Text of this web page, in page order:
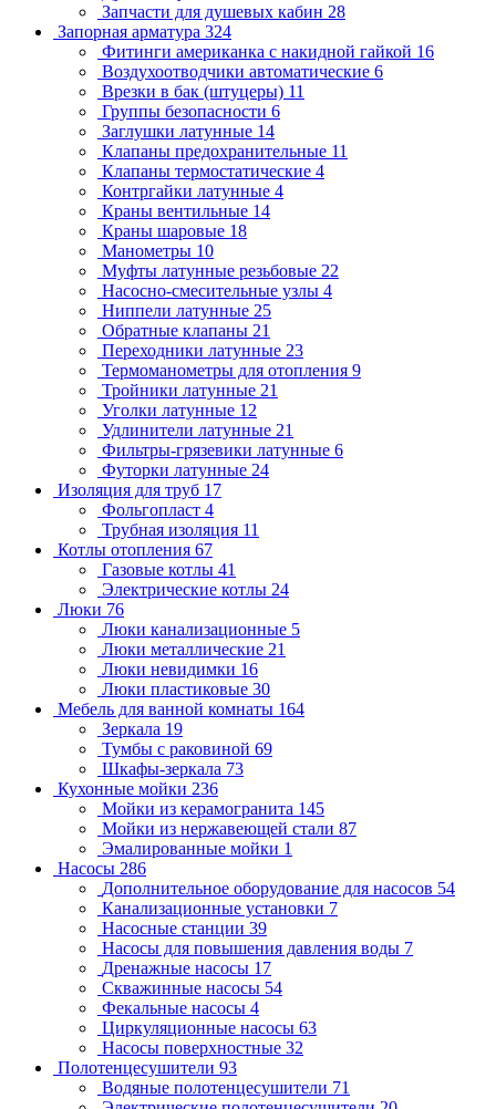
Запчасти для душевых кабин 28
Запорная арматура 324
Фитинги американка с накидной гайкой 16
Воздухоотводчики автоматические 6
Врезки в бак (штуцеры) 11
Группы безопасности 6
Заглушки латунные 14
Клапаны предохранительные 11
Клапаны термостатические 4
Контргайки латунные 4
Краны вентильные 14
Краны шаровые 18
Манометры 10
Муфты латунные резьбовые 22
Насосно-смесительные узлы 4
Ниппели латунные 25
Обратные клапаны 21
Переходники латунные 23
Термоманометры для отопления 9
Тройники латунные 21
Уголки латунные 12
Удлинители латунные 21
Фильтры-грязевики латунные 6
Футорки латунные 24
Изоляция для труб 17
Фольгопласт 4
Трубная изоляция 11
Котлы отопления 67
Газовые котлы 41
Электрические котлы 24
Люки 76
Люки канализационные 5
Люки металлические 21
Люки невидимки 16
Люки пластиковые 30
Мебель для ванной комнаты 164
Зеркала 19
Тумбы с раковиной 69
Шкафы-зеркала 73
Кухонные мойки 236
Мойки из керамогранита 145
Мойки из нержавеющей стали 87
Эмалированные мойки 1
Насосы 286
Дополнительное оборудование для насосов 54
Канализационные установки 7
Насосные станции 39
Насосы для повышения давления воды 7
Дренажные насосы 17
Скважинные насосы 54
Фекальные насосы 4
Циркуляционные насосы 63
Насосы поверхностные 32
Полотенцесушители 93
Водяные полотенцесушители 71